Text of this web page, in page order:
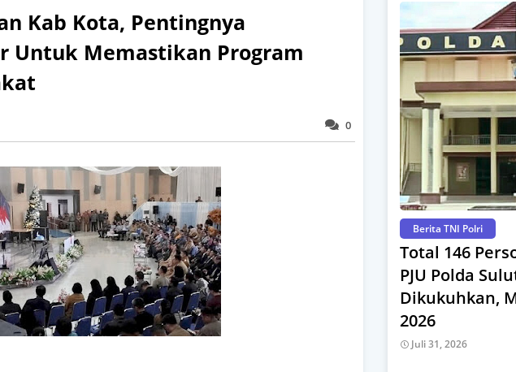
Kab Kota, Pentingnya
Untuk Memastikan Program
0
Berita TNI Polri
Total 146
PJU Polda
Dikukuhkan,
2026
Juli 31, 2026